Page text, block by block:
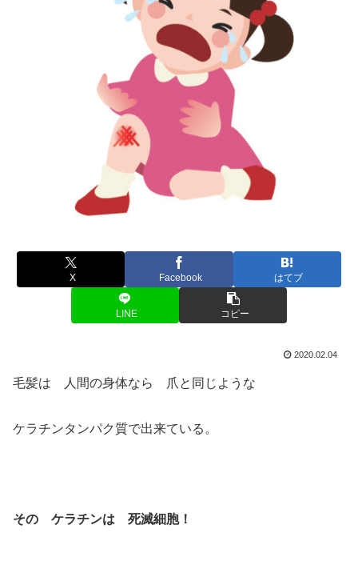
X Facebook はてブ
LINE コピー
2020.02.04
毛髪は 人間の身体なら 爪と同じような
ケラチンタンパク質で出来ている。
その ケラチンは 死滅細胞！